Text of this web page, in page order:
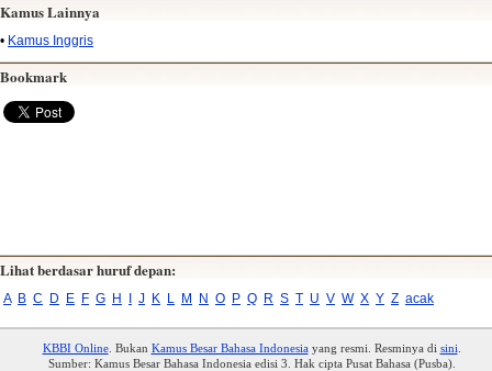
Kamus Lainnya
• Kamus Inggris
Bookmark
Lihat berdasar huruf depan:
A B C D E F G H J K L M N O P Q R S T U V W X Y Z acak
KBBI Online. Bukan Kamus Besar Bahasa Indonesiayang resmi. Resminya di sini
Sumber: Kamus Besar Bahasa Indonesia edisi 3. Hak cipta Pusat Bahasa (Pusba).